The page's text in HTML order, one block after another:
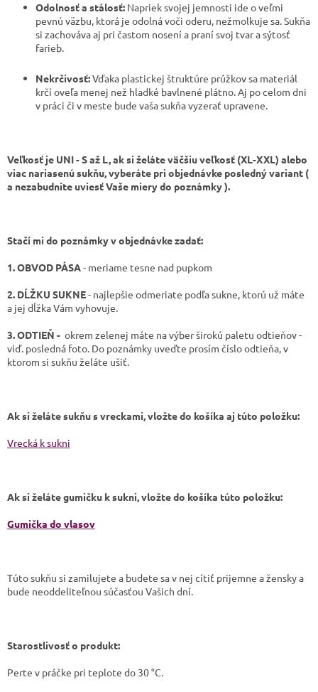
Odolnosť a stálosť: Napriek svojej jemnosti ide o veľmi
pevnú väzbu, ktorá je odolná voči oderu, nežmolkuje sa. Sukňa
si zachováva aj pri častom nosení a praní svoj tvar a sýtosť
farieb.
Nekrčivosť:Vďaka plastickej štruktúre prúžkov sa materiál
krčí oveľa menej než hladké bavlnené plátno. Aj po celom dni
v práci či v meste bude vaša sukňa vyzerať upravene.
Veľkosť je UNI - S až L, ak si želáte väčšiu veľkosť (XL-XXL) alebo
viac nariasenú sukňu, vyberáte pri objednávke posledný variant (
a nezabudnite uviesť Vaše miery do poznámky ).
Stačí mi do poznámky v objednávke zadať:
1. OBVOD PÁSA- meriame tesne nad pupkom
2. DĹŽKU SUKNE- najlepšie odmeriate podľa sukne, ktorú už máte
a jej dĺžka Vám vyhovuje.
3. ODTIEŇ - okrem zelenej máte na výber širokú paletu odtieňov -
viď. posledná foto. Do poznámky uveďte prosím číslo odtieňa, v
ktorom si sukňu želáte ušiť.
Ak si želáte sukňu s vreckami, vložte do košíka aj túto položku:
Vrecká k sukni
Ak si želáte gumičku k sukni, vložte do košíka túto položku:
Gumička do vlasov
Túto sukňu si zamilujete a budete sa v nej cítiť prijemne a žensky a
bude neoddeliteľnou súčasťou Vašich dní.
Starostlivosť o produkt:
​Perte v práčke pri teplote do 30 °C.